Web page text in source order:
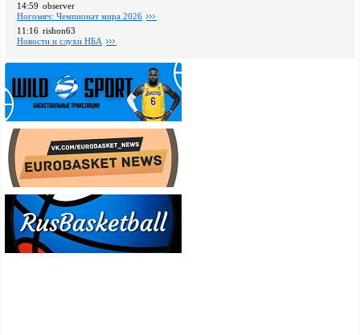
14:59 observer
Ногомяч: Чемпионат мира 2026
11:16 rishon63
Новости и слухи НБА